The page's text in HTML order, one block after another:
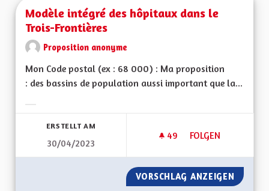
Modèle intégré des hôpitaux dans le
Trois-Frontières
Proposition anonyme
Mon Code postal (ex : 68 000) : Ma proposition
: des bassins de population aussi important que la...
ERSTELLT AM
30/04/2023
49 49 FOLLOWER
FOLGEN
MODÈLE INTÉGRÉ
VORSCHLAG ANZEIGEN